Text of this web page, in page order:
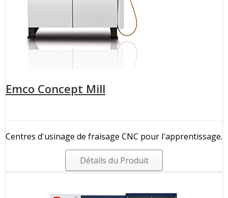
Emco Concept Mill
Centres d'usinage de fraisage CNC pour l'apprentissage.
Détails du Produit